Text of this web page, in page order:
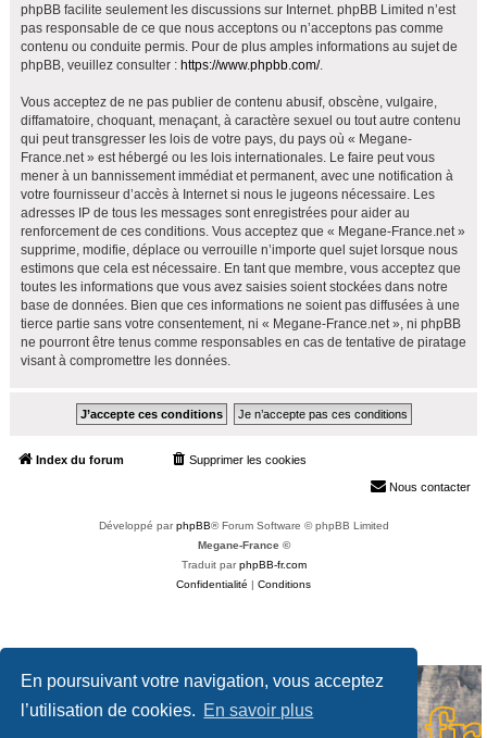
En poursuivant votre navigation, vous acceptez
l’utilisation de cookies. En savoir plus
phpBB facilite seulement les discussions sur Internet. phpBB Limited n’est
pas responsable de ce que nous acceptons ou n’acceptons pas comme
contenu ou conduite permis. Pour de plus amples informations au sujet de
phpBB, veuillez consulter : https://www.phpbb.com/.
Vous acceptez de ne pas publier de contenu abusif, obscène, vulgaire,
diffamatoire, choquant, menaçant, à caractère sexuel ou tout autre contenu
qui peut transgresser les lois de votre pays, du pays où « Megane-
France.net » est hébergé ou les lois internationales. Le faire peut vous
mener à un bannissement immédiat et permanent, avec une notification à
votre fournisseur d’accès à Internet si nous le jugeons nécessaire. Les
adresses IP de tous les messages sont enregistrées pour aider au
renforcement de ces conditions. Vous acceptez que « Megane-France.net »
supprime, modifie, déplace ou verrouille n’importe quel sujet lorsque nous
estimons que cela est nécessaire. En tant que membre, vous acceptez que
toutes les informations que vous avez saisies soient stockées dans notre
base de données. Bien que ces informations ne soient pas diffusées à une
tierce partie sans votre consentement, ni « Megane-France.net », ni phpBB
ne pourront être tenus comme responsables en cas de tentative de piratage
visant à compromettre les données.
Index du forum Supprimer les cookies
Nous contacter
Développé parphpBB® Forum Software © phpBB Limited
Megane-France ©
Traduit parphpBB-fr.com
Confidentialité | Conditions